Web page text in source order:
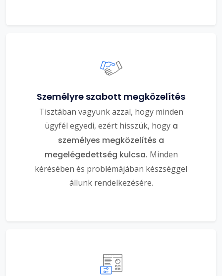
Személyre szabott megközelítés
Tisztában vagyunk azzal, hogy minden
ügyfél egyedi, ezért hisszük, hogy a
személyes megközelítés a
megelégedettség kulcsa. Minden
kérésében és problémájában készséggel
állunk rendelkezésére.